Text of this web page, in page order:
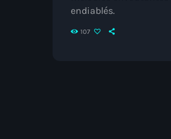
endiablés.
107